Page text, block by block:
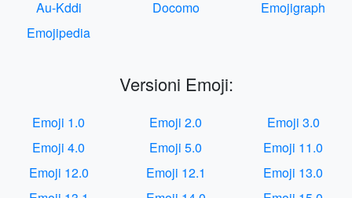
Au-Kddi
Docomo
Emojigraph
Emojipedia
Versioni Emoji:
Emoji 1.0 Emoji 2.0
Emoji 3.0
Emoji 4.0
Emoji 5.0
Emoji 11.0
Emoji 12.0
Emoji 12.1
Emoji 13.0